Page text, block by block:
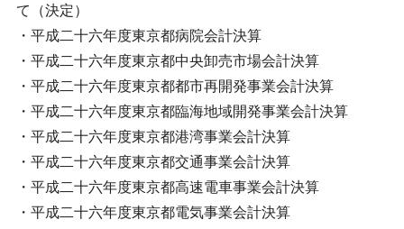
て（決定）
・平成二十六年度東京都病院会計決算
・平成二十六年度東京都中央卸売市場会計決算
・平成二十六年度東京都都市再開発事業会計決算
・平成二十六年度東京都臨海地域開発事業会計決算
・平成二十六年度東京都港湾事業会計決算
・平成二十六年度東京都交通事業会計決算
・平成二十六年度東京都高速電車事業会計決算
・平成二十六年度東京都電気事業会計決算